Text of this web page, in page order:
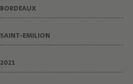
O
BORDEAUX
SAINT-EMILION
2021